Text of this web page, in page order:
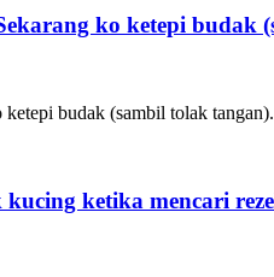
ko ketepi
ketepi budak (sambil tolak
ketika mencari